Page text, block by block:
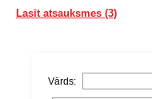
Lasīt atsauksmes (3)
Vārds: